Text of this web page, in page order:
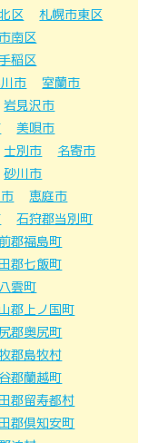
区
札幌市東区
南区
稲区
市
室蘭市
岩見沢市
美唄市
士別市
名寄市
砂川市
恵庭市
石狩郡当別町
郡福島町
郡七飯町
雲町
郡上ノ国町
郡奥尻町
郡島牧村
郡蘭越町
郡留寿都村
郡倶知安町